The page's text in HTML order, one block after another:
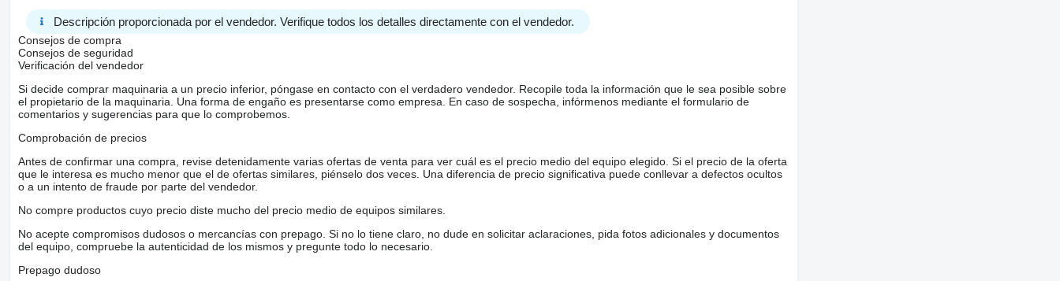
Descripción proporcionada por el vendedor. Verifique todos los detalles directamente con el vendedor.
Consejos de compra
Consejos de seguridad
Verificación del vendedor
Si decide comprar maquinaria a un precio inferior, póngase en contacto con el verdadero vendedor. Recopile toda la información que le sea posible sobre
el propietario de la maquinaria. Una forma de engaño es presentarse como empresa. En caso de sospecha, infórmenos mediante el formulario de
comentarios y sugerencias para que lo comprobemos.
Comprobación de precios
Antes de confirmar una compra, revise detenidamente varias ofertas de venta para ver cuál es el precio medio del equipo elegido. Si el precio de la oferta
que le interesa es mucho menor que el de ofertas similares, piénselo dos veces. Una diferencia de precio significativa puede conllevar a defectos ocultos
o a un intento de fraude por parte del vendedor.
No compre productos cuyo precio diste mucho del precio medio de equipos similares.
No acepte compromisos dudosos o mercancías con prepago. Si no lo tiene claro, no dude en solicitar aclaraciones, pida fotos adicionales y documentos
del equipo, compruebe la autenticidad de los mismos y pregunte todo lo necesario.
Prepago dudoso